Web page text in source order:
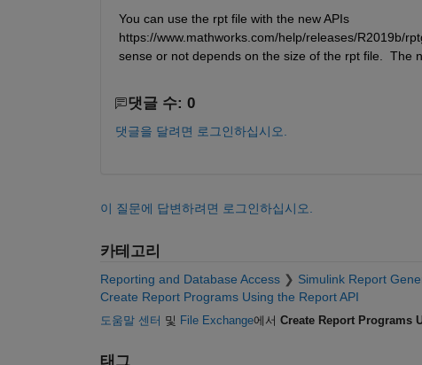
You can use the rpt file with the new APIs
https://www.mathworks.com/help/releases/R2019b/
sense or not depends on the size of the rpt file.  The
댓글 수: 0
댓글을 달려면 로그인하십시오.
이 질문에 답변하려면 로그인하십시오.
카테고리
Reporting and Database Access Simulink Report
Create Report Programs Using the Report API
도움말 센터 및 File Exchange에서 Create Report Programs
태그